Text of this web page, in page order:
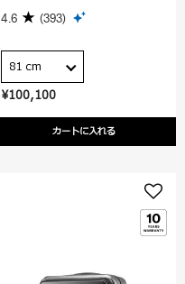
¥100,100
カートに入れる
4.6 (393)
81 cm